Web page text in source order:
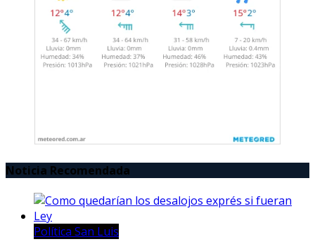
Noticia Recomendada
Política San Luis